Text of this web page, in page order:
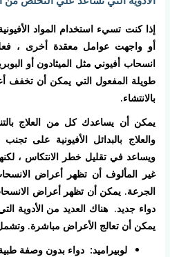
إذا كنت تسيء استخدام المواد
أو واجهت عوامل معقدة أخرى ،
انسحاب أفيوني مثل الميثادون أو
طويلة المفعول التي يمكن أن تخفف
بالانتشاء.
يمكن أن يساعدك كل من العلاج
والعلاج بالبدائل الأفيونية على
ويساعد في تقليل خطر الانتكاس ،
غير المألوف أن تظهر أعراض
الجرعة. يمكن أن تظهر أعراض
دواء جديد. هناك العديد من الأدوية
يمكن أن تعالج الأعراض مباشرة.
لوبيراميد: دواء بدون وصفة